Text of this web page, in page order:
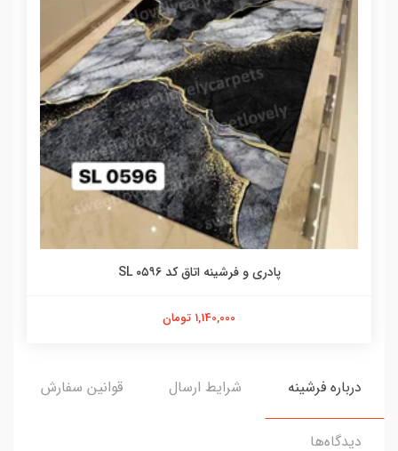
پادری و فرشینه اتاق کد SL ۰۵۹۶
1,140,000 تومان
درباره فرشینه شرایط ارسال قوانین سفارش
دیدگاه‌ها